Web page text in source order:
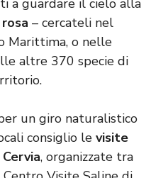
a guardare il cielo alla
– cercateli nel
Marittima, o nelle
altre 370 specie di
un giro naturalistico
consiglio le visite
, organizzate tra